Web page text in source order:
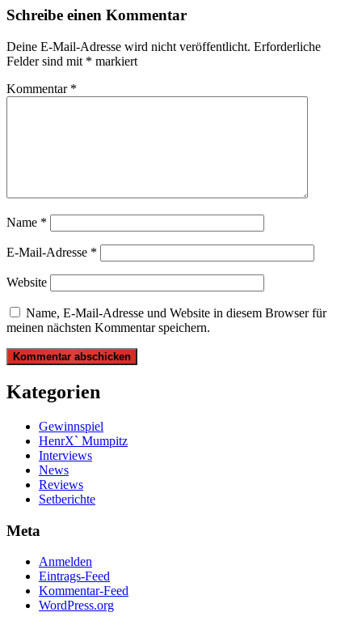
Schreibe einen Kommentar
Deine E-Mail-Adresse wird nicht veröffentlicht. Erforderliche
Felder sind mit * markiert
Kommentar *
Name *
E-Mail-Adresse *
Website
Name, E-Mail-Adresse und Website in diesem Browser für
meinen nächsten Kommentar speichern.
Kategorien
Gewinnspiel
HenrX` Mumpitz
Interviews
News
Reviews
Setberichte
Meta
Anmelden
Eintrags-Feed
Kommentar-Feed
WordPress.org